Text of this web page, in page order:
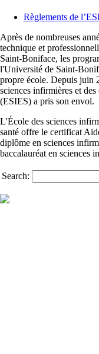
Règlements de
Après de nombreuses
technique et
Saint-Boniface, les
l'Université de Saint-
propre école. Depuis juin
sciences infirmières et des
(ESIES) a pris son envol.
L'École des sciences
santé offre le certificat
diplôme en sciences
baccalauréat en sciences
Search: